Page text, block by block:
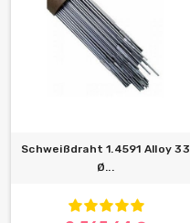
Schweißdraht 1.4591 Alloy 33
Ø...